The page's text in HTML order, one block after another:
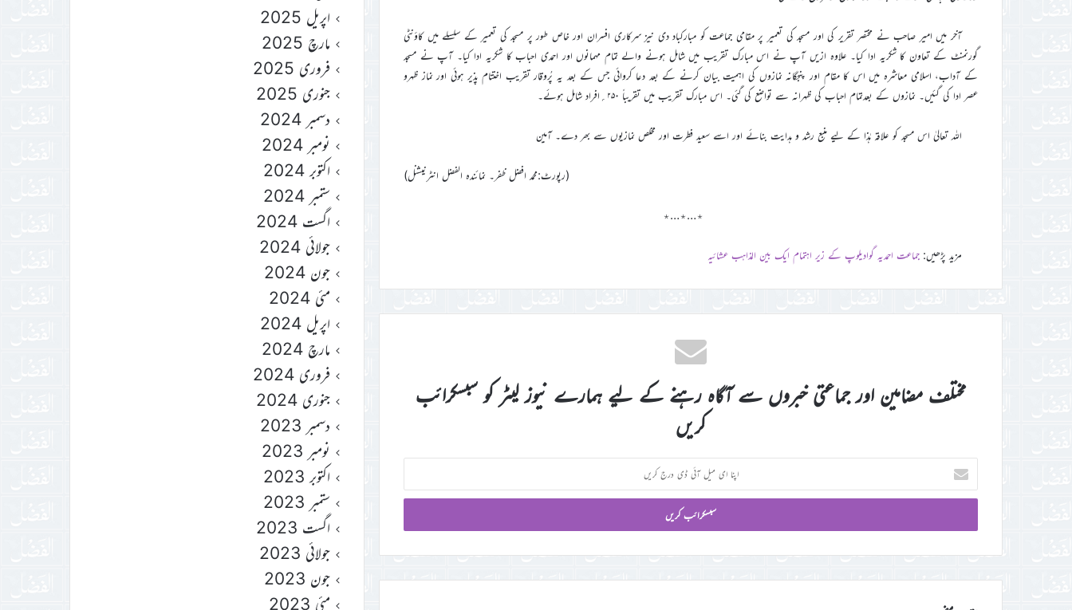
آخر میں امیر صاحب نے مختصر تقریر کی اور مسجد کی تعمیر پر مقامی جماعت کو مبارکباد دی نیز سرکاری افسران اور خاص طور پر مسجد کی تعمیر کے سلسلے میں کاؤنٹی
گورنمنٹ کے تعاون کا شکریہ ادا کیا۔ علاوہ ازیں آپ نے اس مبارک تقریب میں شامل ہونے والے تمام مہمانوں اور احمدی احباب کا شکریہ ادا کیا۔ آپ نے مسجد
کے آداب، اسلامی معاشرہ میں اس کا مقام اور پنجگانہ نمازوں کی اہمیت بیان کرنے کے بعد دعا کروائی جس کے بعد یہ پُروقار تقریب اختتام پذیر ہوئی اور نماز ظہرو
عصر ادا کی گئیں۔ نمازوں کے بعدتمام احباب کی ظہرانہ سے تواضع کی گئی۔ اس مبارک تقریب میں تقریباً ۲۵۰؍افراد شامل ہوئے۔
اللہ تعالیٰ اس مسجد کو علاقہ ہٰذا کے لیے منبع رشد و ہدایت بنائے اور اسے سعید فطرت اور مخلص نمازیوں سے بھر دے۔ آمین
(رپورٹ:محمد افضل ظفر۔ نمائندہ الفضل انٹرنیشنل)
٭…٭…٭
مزید پڑھیں: جماعت احمدیہ گوادیلوپ کے زیر اہتمام ایک بین المذاہب عشائیہ
مختلف مضامین اور جماعتی خبروں سے آگاہ رہنے کے لیے ہمارے نیوز لیٹر کو سبسکرائب
کریں
اپنا
ای
میل
ڈی
اپریل 2025
مارچ 2025
فروری 2025
جنوری 2025
دسمبر 2024
نومبر 2024
اکتوبر 2024
ستمبر 2024
اگست 2024
جولائی 2024
جون 2024
مئی 2024
اپریل 2024
مارچ 2024
فروری 2024
جنوری 2024
دسمبر 2023
نومبر 2023
اکتوبر 2023
ستمبر 2023
اگست 2023
جولائی 2023
جون 2023
مئی 2023